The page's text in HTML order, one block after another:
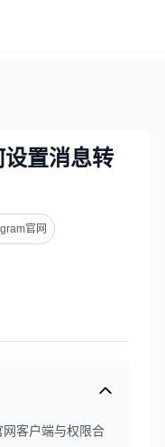
置消息转
官网
客户端与权限合